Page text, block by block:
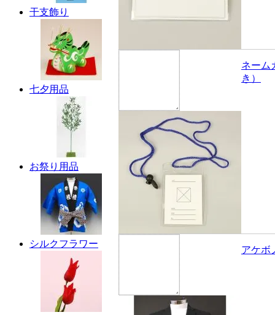
干支飾り
七夕用品
お祭り用品
シルクフラワー
ネーム
き）
アケボ